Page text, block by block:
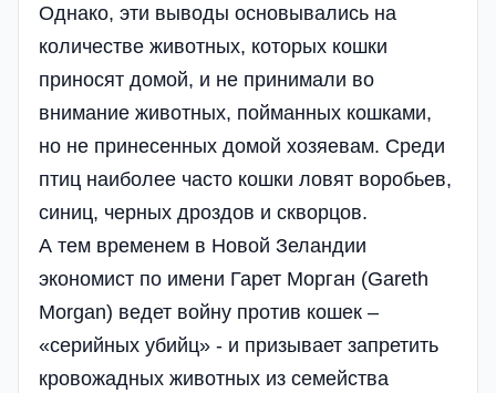
Однако, эти выводы основывались на
количестве животных, которых кошки
приносят домой, и не принимали во
внимание животных, пойманных кошками,
но не принесенных домой хозяевам. Среди
птиц наиболее часто кошки ловят воробьев,
синиц, черных дроздов и скворцов.
А тем временем в Новой Зеландии
экономист по имени Гарет Морган (Gareth
Morgan) ведет войну против кошек –
«серийных убийц» - и призывает запретить
кровожадных животных из семейства